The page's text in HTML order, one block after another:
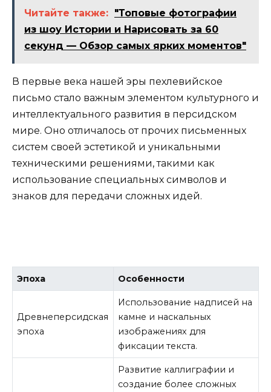
Читайте также: "Топовые фотографии
из шоу Истории и Нарисовать за 60
секунд — Обзор самых ярких моментов"
В первые века нашей эры пехлевийское
письмо стало важным элементом культурного и
интеллектуального развития в персидском
мире. Оно отличалось от прочих письменных
систем своей эстетикой и уникальными
техническими решениями, такими как
использование специальных символов и
знаков для передачи сложных идей.
Эпоха Особенности
Древнеперсидская
эпоха
Использование надписей на
камне и наскальных
изображениях для
фиксации текста.
Развитие каллиграфии и
создание более сложных